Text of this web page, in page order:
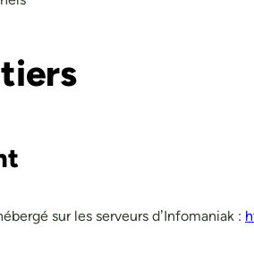
sur les serveurs d’Infomaniak :